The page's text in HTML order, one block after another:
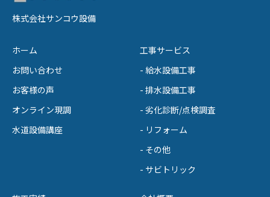
株式会社サンコウ設備
ホーム
お問い合わせ
お客様の声
オンライン現調
水道設備講座
工事サービス
- 給水設備工事
- 排水設備工事
- 劣化診断/点検調査
- リフォーム
- その他
- サビトリック